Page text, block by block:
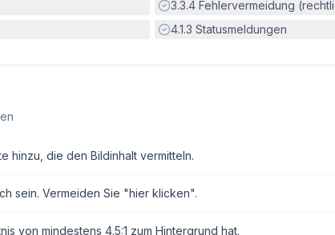
Erfüllt:
3.3.4 Fehlervermeidung
Erfüllt:
4.1.3 Statusmeldungen
hinzu, die den Bildinhalt vermitteln.
sein. Vermeiden Sie "hier klicken".
von mindestens 4.5:1 zum Hintergrund hat.